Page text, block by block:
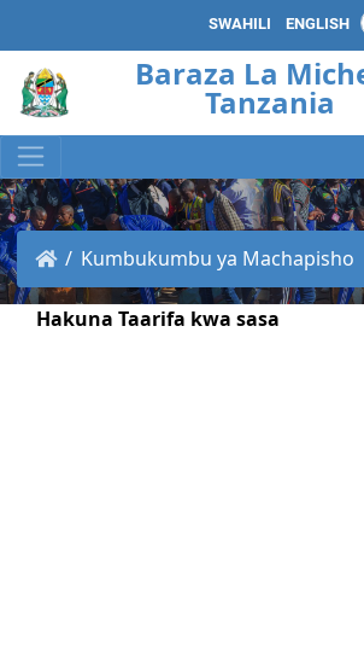
ENGLISH
SWAHILI
Baraza La
Tanzania
Kumbukumbu ya Machapisho
Hakuna Taarifa kwa sasa